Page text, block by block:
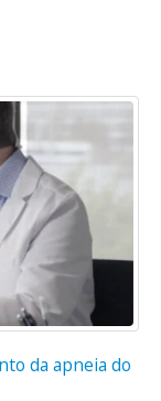
da apneia do